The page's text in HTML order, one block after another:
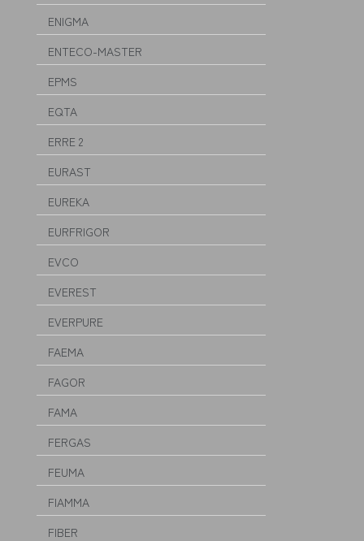
ENIGMA
ENTECO-MASTER
EPMS
EQTA
ERRE 2
EURAST
EUREKA
EURFRIGOR
EVCO
EVEREST
EVERPURE
FAEMA
FAGOR
FAMA
FERGAS
FEUMA
FIAMMA
FIBER